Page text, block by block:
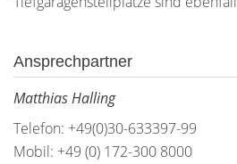
Ansprechpartner
Matthias Halling
Telefon: +49(0)30-633397-99
Mobil: +49 (0) 172-300 8000